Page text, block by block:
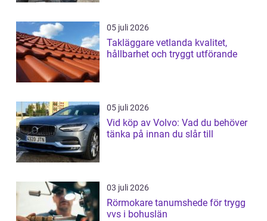
05 juli 2026
Takläggare vetlanda kvalitet,
hållbarhet och tryggt utförande
05 juli 2026
Vid köp av Volvo: Vad du behöver
tänka på innan du slår till
03 juli 2026
Rörmokare tanumshede för trygg
vvs i bohuslän